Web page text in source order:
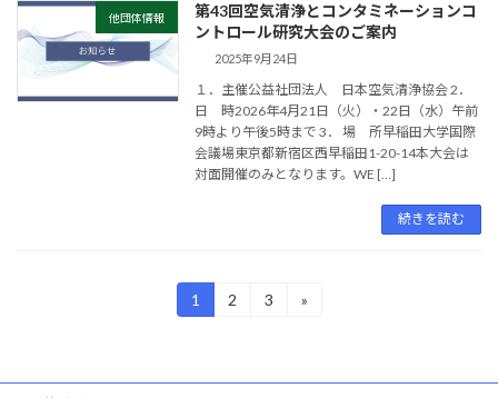
他団体情報
第43回空気清浄とコンタミネーションコ
ントロール研究大会のご案内
2025年9月24日
１．主催公益社団法人 日本空気清浄協会 2．
日 時2026年4月21日（火）・22日（水）午前
9時より午後5時まで 3． 場 所早稲田大学国際
会議場東京都新宿区西早稲田1-20-14本大会は
対面開催のみとなります。WE […]
続きを読む
の
固
定
ジ
1
固
ジ
2
固
ジ
3 »